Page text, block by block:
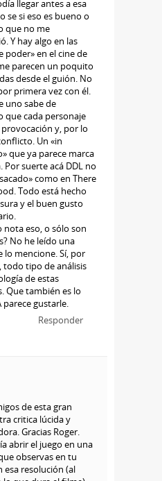
llegar antes a esa
se si eso es bueno o
que no me
Y hay algo en las
poder» en el cine de
parecen un poquito
desde el guión. No
primera vez con él.
uno sabe de
que cada personaje
y, por lo
Un «in
que ya parece marca
Por suerte acá DDL no
como en There
Todo está hecho
y el buen gusto
nota eso, o sólo son
No he leído una
lo mencione. Sí, por
todo tipo de análisis
de estas
Que también es lo
parece gustarle.
Responder
de esta gran
critica lúcida y
Gracias Roger.
abrir el juego en una
observas en tu
esa resolución (al